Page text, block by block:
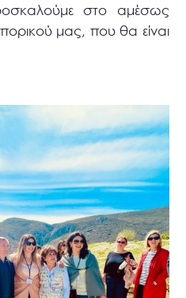
στο αμέσως
μας, που θα είναι